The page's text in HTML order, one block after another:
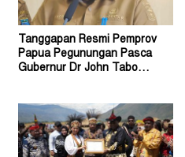
Tanggapan Resmi Pemprov
Papua Pegunungan Pasca
Gubernur Dr John Tabo